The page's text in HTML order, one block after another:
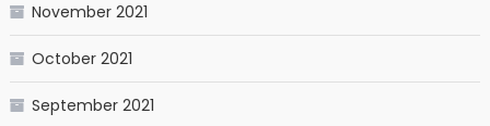
November 2021
October 2021
September 2021